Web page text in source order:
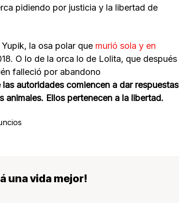
pidiendo por justicia y la libertad de
la osa polar que murió sola y en
O lo de la orca lo de Lolita, que después
falleció por abandono
las autoridades comiencen a dar respuestas
Ellos pertenecen a la libertad.
una vida mejor!